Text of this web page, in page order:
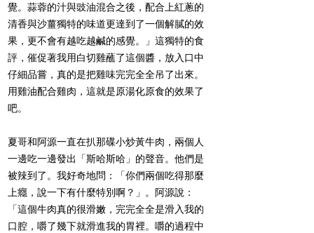
覺。蒜蓉的汁與豉油混合之後，配合上紅蔥的
清香與沙薑獨特的味道更達到了一個解膩的效
果，更不會有越吃越鹹的感覺。」這獨特的食
評，催促著我用白切雞蘸了這個醬，放入口中
仔細品嘗，真的是把雞味完完全全吊了出來。
用雞油配合雞肉，這就是原湯化原食的效果了
吧。
夏哥和阿源一直在扒那碟小炒黃牛肉，兩個人
一邊吃一邊發出「斯哈斯哈」的聲音。他們是
被辣到了。我好奇地問：「你們兩個吃得那麼
上癮，說一下有什麼特別啊？」。阿源說：
「這個牛肉真的很滑嫩，完完全全是滑入我的
口腔，嚼了幾下就滑進我的胃裡。嚼的過程中